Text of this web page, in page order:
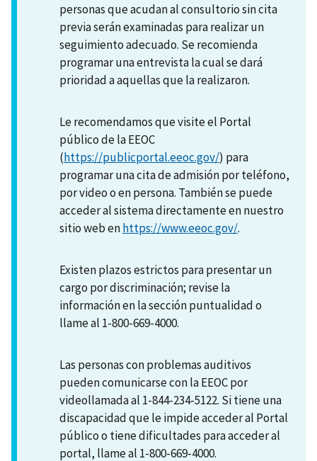
personas que acudan al consultorio sin cita
previa serán examinadas para realizar un
seguimiento adecuado. Se recomienda
programar una entrevista la cual se dará
prioridad a aquellas que la realizaron.
Le recomendamos que visite el Portal
público de la EEOC
(https://publicportal.eeoc.gov/) para
programar una cita de admisión por teléfono,
por video o en persona. También se puede
acceder al sistema directamente en nuestro
sitio web enhttps://www.eeoc.gov/.
Existen plazos estrictos para presentar un
cargo por discriminación; revise la
información en la sección puntualidad o
llame al 1-800-669-4000.
Las personas con problemas auditivos
pueden comunicarse con la EEOC por
videollamada al 1-844-234-5122. Si tiene una
discapacidad que le impide acceder al Portal
público o tiene dificultades para acceder al
portal, llame al 1-800-669-4000.